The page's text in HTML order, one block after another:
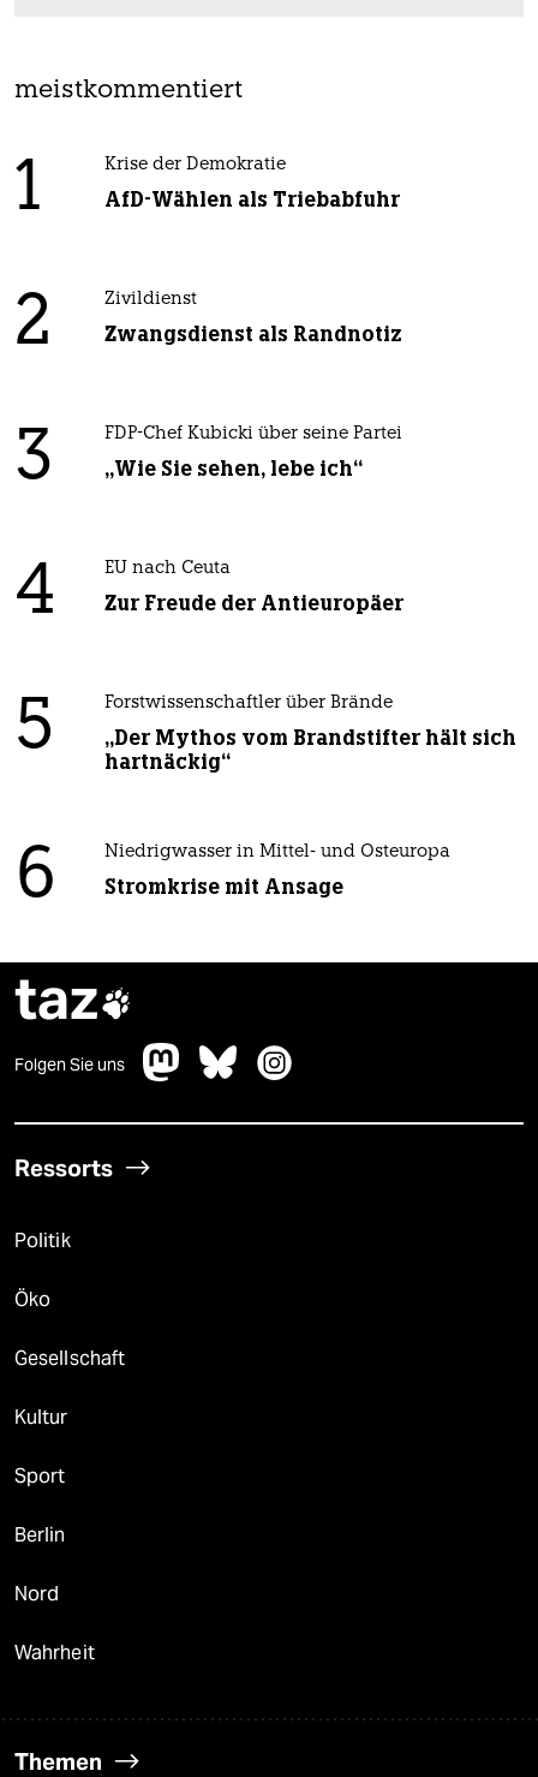
meistkommentiert
1 Krise der Demokratie
AfD-Wählen als Triebabfuhr
2 Zivildienst
Zwangsdienst als Randnotiz
3 FDP-Chef Kubicki über seine Partei
„Wie Sie sehen, lebe ich“
4 EU nach Ceuta
Zur Freude der Antieuropäer
5 Forstwissenschaftler über Brände
„Der Mythos vom Brandstifter hält sich
hartnäckig“
6 Niedrigwasser in Mittel- und Osteuropa
Stromkrise mit Ansage
taz
Folgen Sie uns
Ressorts
Politik
Öko
Gesellschaft
Kultur
Sport
Berlin
Nord
Wahrheit
Themen